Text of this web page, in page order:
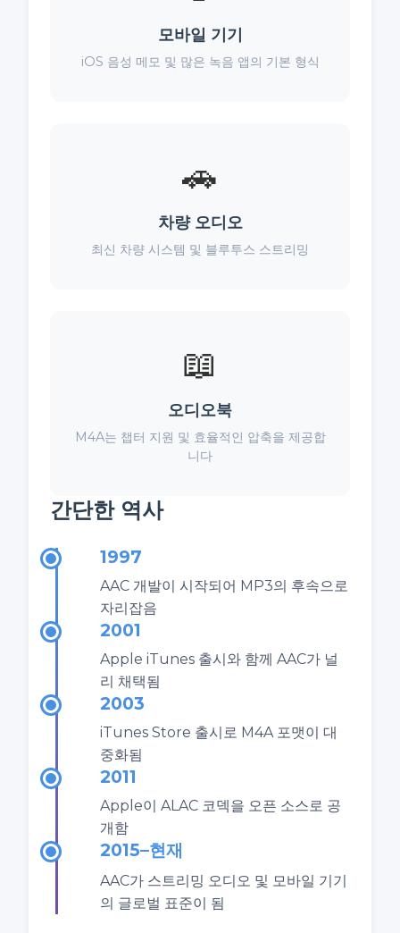
모바일 기기
iOS 음성 메모 및 많은 녹음 앱의 기본 형식
🚗
차량 오디오
최신 차량 시스템 및 블루투스 스트리밍
📖
오디오북
M4A는 챕터 지원 및 효율적인 압축을 제공합
니다
간단한 역사
1997
AAC 개발이 시작되어 MP3의 후속으로
자리잡음
2001
Apple iTunes 출시와 함께 AAC가 널
리 채택됨
2003
iTunes Store 출시로 M4A 포맷이 대
중화됨
2011
Apple이 ALAC 코덱을 오픈 소스로 공
개함
2015–현재
AAC가 스트리밍 오디오 및 모바일 기기
의 글로벌 표준이 됨